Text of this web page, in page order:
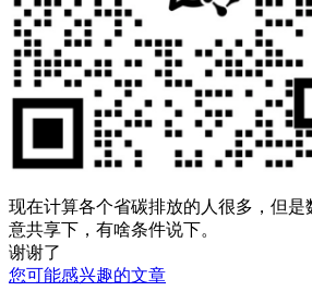
现在计算各个省碳排放的人很多，但是
意共享下，有啥条件说下。
谢谢了
您可能感兴趣的文章